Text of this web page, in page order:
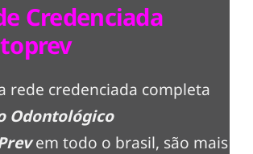
Credenciada
rede credenciada completa
Odontológico
em todo o brasil, são mais